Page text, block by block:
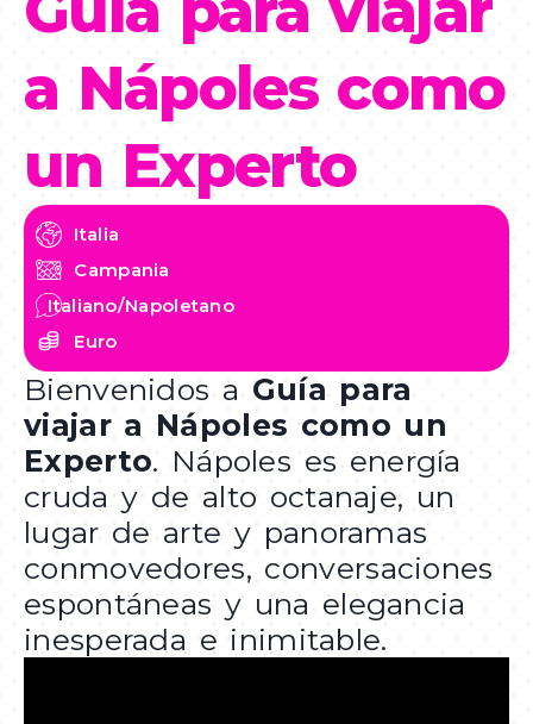
a Nápoles como
un Experto
Italia
Campania
Italiano/Napoletano
Euro
Bienvenidos a Guía para
viajar a Nápoles como un
Experto. Nápoles es energía
cruda y de alto octanaje, un
lugar de arte y panoramas
conmovedores, conversaciones
espontáneas y una elegancia
inesperada e inimitable.